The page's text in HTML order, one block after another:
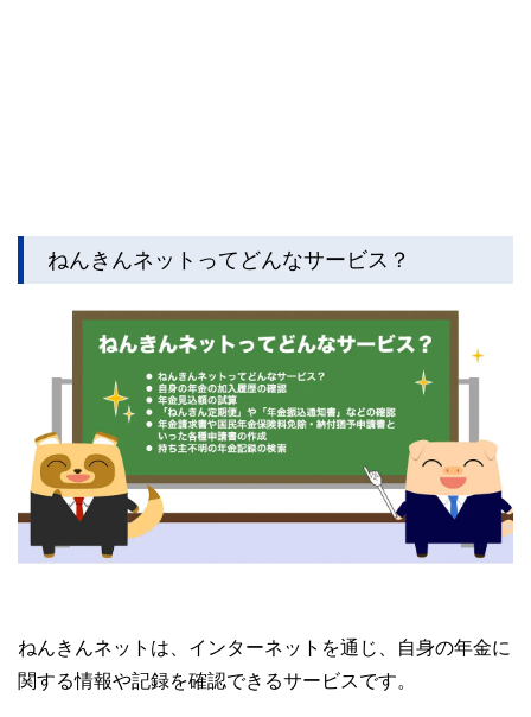
ねんきんネットってどんなサービス？
ねんきんネットは、インターネットを通じ、自身の年金に
関する情報や記録を確認できるサービスです。